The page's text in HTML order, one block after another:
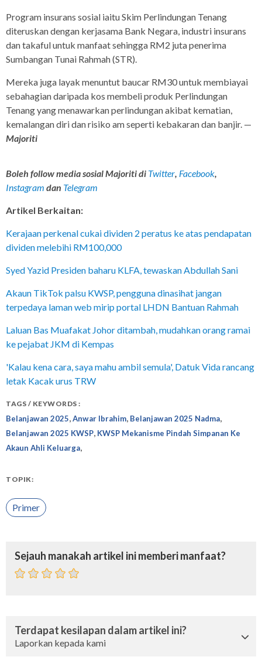
Program insurans sosial iaitu Skim Perlindungan Tenang
diteruskan dengan kerjasama Bank Negara, industri insurans
dan takaful untuk manfaat sehingga RM2 juta penerima
Sumbangan Tunai Rahmah (STR).
Mereka juga layak menuntut baucar RM30 untuk membiayai
sebahagian daripada kos membeli produk Perlindungan
Tenang yang menawarkan perlindungan akibat kematian,
kemalangan diri dan risiko am seperti kebakaran dan banjir. —
Majoriti
Boleh follow media sosial Majoriti di Twitter Facebook
Instagram dan Telegram
Artikel Berkaitan:
Kerajaan perkenal cukai dividen 2 peratus ke atas pendapatan
dividen melebihi RM100,000
Syed Yazid Presiden baharu KLFA, tewaskan Abdullah Sani
Akaun TikTok palsu KWSP, pengguna dinasihat jangan
terpedaya laman web mirip portal LHDN Bantuan Rahmah
Laluan Bas Muafakat Johor ditambah, mudahkan orang ramai
ke pejabat JKM di Kempas
'Kalau kena cara, saya mahu ambil semula', Datuk Vida rancang
letak Kacak urus TRW
TAGS / KEYWORDS :
Belanjawan 2025 Anwar Ibrahim Belanjawan 2025 Nadma
Belanjawan 2025 KWSP KWSP Mekanisme Pindah Simpanan Ke
Akaun Ahli Keluarga
TOPIK:
Primer
Sejauh manakah artikel ini memberi manfaat?
Terdapat kesilapan dalam artikel ini?
Laporkan kepada kami